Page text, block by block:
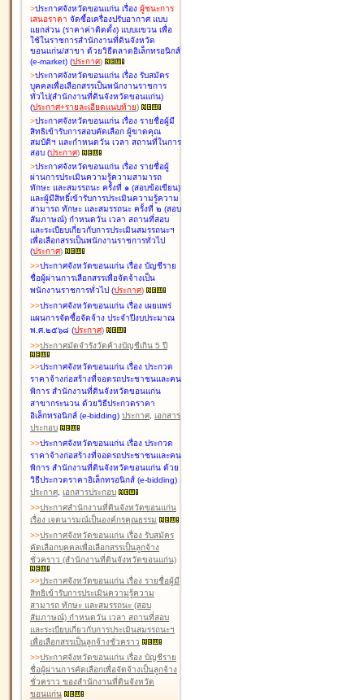
>ประกาศจังหวัดขอนแก่น เรื่อง ผู้ชนะการ
เสนอราคา จัดซื้อเครื่องปรับอากาศ แบบ
แยกส่วน (ราคาค่าติดตั้ง) แบบแขวน เพื่อ
ใช้ในราชการสำนักงานที่ดินจังหวัด
ขอนแก่น/สาขา ด้วยวิธีตลาดอิเล็กทรอนิกส์
(e-market) (ประกาศ)
>ประกาศจังหวัดขอนแก่น เรื่อง รับสมัคร
บุคคลเพื่อเลือกสรรเป็นพนักงานราชการ
ทั่วไป(สำนักงานที่ดินจังหวัดขอนแก่น)
(ประกาศ+รายละเอียดแนบท้าย)
>ประกาศจังหวัดขอนแก่น เรื่อง รายชื่อผู้มี
สิทธิเข้ารับการสอบคัดเลือก ผู้ขาดคุณ
สมบัติฯ และกำหนดวัน เวลา สถานที่ในการ
สอบ (ประกาศ)
>ประกาศจังหวัดขอนแก่น เรื่อง รายชื่อผู้
ผ่านการประเมินความรู้ความสามารถ
ทักษะ และสมรรถนะ ครั้งที่ ๑ (สอบข้อเขียน)
และผู้มีสิทธิ์เข้ารับการประเมินความรู้ความ
สามารถ ทักษะ และสมรรถนะ ครั้งที่ ๒ (สอบ
สัมภาษณ์) กำหนดวัน เวลา สถานที่สอบ
และระเบียบเกี่ยวกับการประเมินสมรรถนะฯ
เพื่อเลือกสรรเป็นพนักงานราชการทั่วไป
(ประกาศ)
>>ประกาศจังหวัดขอนแก่น เรื่อง บัญชีราย
ชื่อผู้ผ่านการเลือกสรรเพื่อจัดจ้างเป็น
พนักงานราชการทั่วไป (ประกาศ)
>>ประกาศจังหวัดขอนแก่น เรื่อง เผยแพร่
แผนการจัดซื้อจัดจ้าง ประจำปีงบประมาณ
พ.ศ.๒๕๖๘ (ประกาศ)
>>ประกาศมัดจำรังวัดค้างบัญชีเกิน 5 ปี
>>ประกาศจังหวัดขอนแก่น เรื่อง ประกวด
ราคาจ้างก่อสร้างที่จอดรถประชาชนและคน
พิการ สำนักงานที่ดินจังหวัดขอนแก่น
สาขากระนวน ด้วยวิธีประกวดราคา
อิเล็กทรอนิกส์ (e-bidding) ประกาศ, เอกสาร
ประกอบ
>>ประกาศจังหวัดขอนแก่น เรื่อง ประกวด
ราคาจ้างก่อสร้างที่จอดรถประชาชนและคน
พิการ สำนักงานที่ดินจังหวัดขอนแก่น ด้วย
วิธีประกวดราคาอิเล็กทรอนิกส์ (e-bidding)
ประกาศ, เอกสารประกอบ
>>ประกาศสำนักงานที่ดินจังหวัดขอนแก่น
เรื่อง เจตนารมณ์เป็นองค์กรคุณธรรม
>>ประกาศจังหวัดขอนแก่น เรื่อง รับสมัคร
คัดเลือกบุคคลเพื่อเลือกสรรเป็นลูกจ้าง
ชั่วคราว (สำนักงานที่ดินจังหวัดขอนแก่น)
>>ประกาศจังหวัดขอนแก่น เรื่อง รายชื่อผู้มี
สิทธิเข้ารับการประเมินความรู้ความ
สามารถ ทักษะ และสมรรถนะ (สอบ
สัมภาษณ์) กำหนดวัน เวลา สถานที่สอบ
และระเบียบเกี่ยวกับการประเมินสมรรถนะฯ
เพื่อเลือกสรรเป็นลูกจ้างชั่วคราว
>>ประกาศจังหวัดขอนแก่น เรื่อง บัญชีราย
ชื่อผู้ผ่านการคัดเลือกเพื่อจัดจ้างเป็นลูกจ้าง
ชั่วคราว ของสำนักงานที่ดินจังหวัด
ขอนแก่น